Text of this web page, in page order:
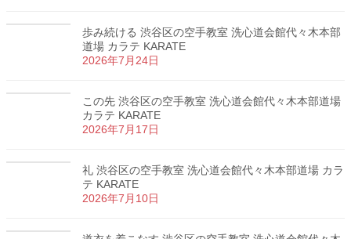
歩み続ける 渋谷区の空手教室 洗心道会館代々木本部
道場 カラテ KARATE
2026年7月24日
この先 渋谷区の空手教室 洗心道会館代々木本部道場
カラテ KARATE
2026年7月17日
礼 渋谷区の空手教室 洗心道会館代々木本部道場 カラ
テ KARATE
2026年7月10日